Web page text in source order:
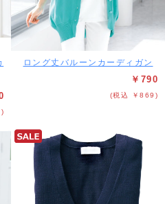
ロング丈バルーンカーディガン
￥790
(税込 ￥869)